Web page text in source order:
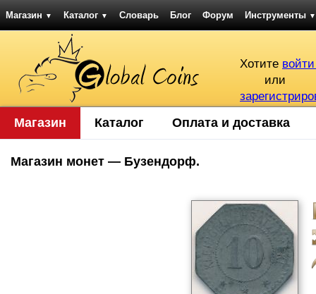
Магазин ▼ Каталог ▼ Словарь Блог Форум Инструменты ▼
Хотите
или
Магазин Каталог Оплата и доставка
Магазин монет — Бузендорф.